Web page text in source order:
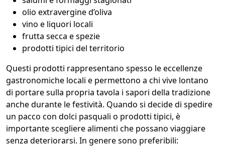
olio extravergine d’oliva
vino e liquori locali
frutta secca e spezie
prodotti tipici del territorio
Questi prodotti rappresentano spesso le eccellenze
gastronomiche locali e permettono a chi vive lontano
di portare sulla propria tavola i sapori della tradizione
anche durante le festività. Quando si decide di spedire
un pacco con dolci pasquali o prodotti tipici, è
importante scegliere alimenti che possano viaggiare
senza deteriorarsi. In genere sono preferibili: